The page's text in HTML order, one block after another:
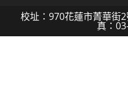
校址：970花蓮市菁華
真：